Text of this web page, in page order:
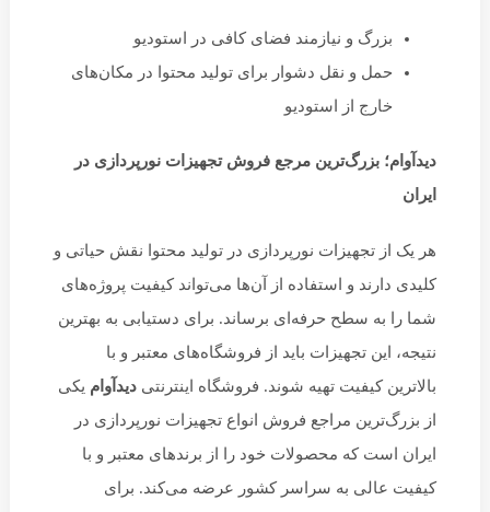
بزرگ و نیازمند فضای کافی در استودیو
حمل و نقل دشوار برای تولید محتوا در مکان‌های
خارج از استودیو
دیدآوام؛ بزرگ‌ترین مرجع فروش تجهیزات نورپردازی در
ایران
هر یک از تجهیزات نورپردازی در تولید محتوا نقش حیاتی و
کلیدی دارند و استفاده از آن‌ها می‌تواند کیفیت پروژه‌های
شما را به سطح حرفه‌ای برساند. برای دستیابی به بهترین
نتیجه، این تجهیزات باید از فروشگاه‌های معتبر و با
بالاترین کیفیت تهیه شوند. فروشگاه اینترنتی دیدآوام یکی
از بزرگ‌ترین مراجع فروش انواع تجهیزات نورپردازی در
ایران است که محصولات خود را از برندهای معتبر و با
کیفیت عالی به سراسر کشور عرضه می‌کند. برای